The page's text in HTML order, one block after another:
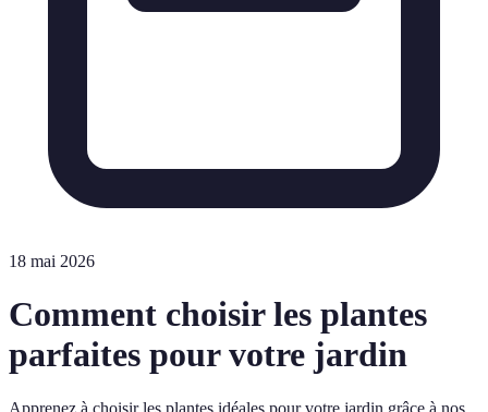
18 mai 2026
Comment choisir les plantes
parfaites pour votre jardin
Apprenez à choisir les plantes idéales pour votre jardin grâce à nos